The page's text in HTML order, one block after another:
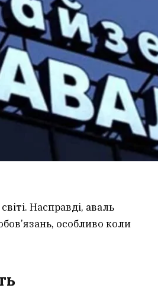
Насправді, аваль
особливо коли